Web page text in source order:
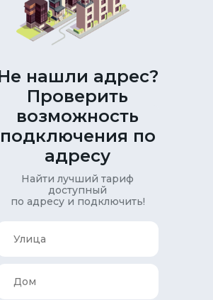
нашли адрес?
Проверить
возможность
подключения по
адресу
Найти лучший тариф
доступный
по адресу и подключить!